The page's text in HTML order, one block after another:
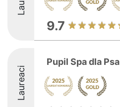
9.7
Laureaci
Pupil Spa dla Psa